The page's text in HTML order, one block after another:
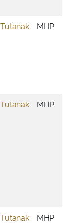
Tutanak MHP
Tutanak MHP
Tutanak MHP